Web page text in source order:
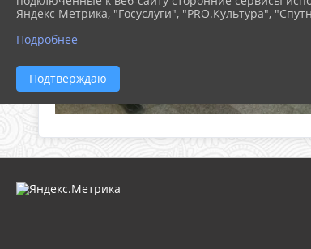
Яндекс Метрика, "Госуслуги", "PRO.Культура",
Подробнее
Подтверждаю